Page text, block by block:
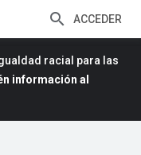
ACCEDER
racial para las
información al